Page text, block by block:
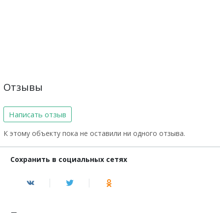
Отзывы
Написать отзыв
К этому объекту пока не оставили ни одного отзыва.
Сохранить в социальных сетях